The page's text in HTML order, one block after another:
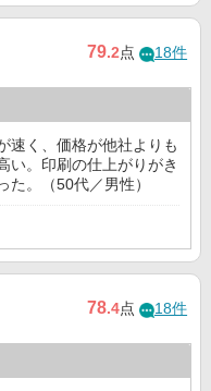
79.2点 18件
速く、価格が他社よりも
い。印刷の仕上がりがき
た。（50代／男性）
78.4点 18件